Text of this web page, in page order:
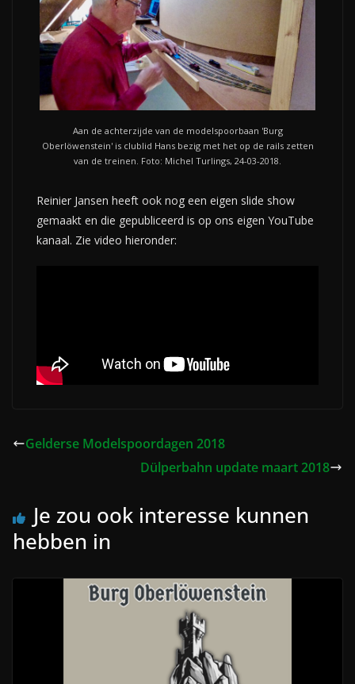
Aan de achterzijde van de modelspoorbaan 'Burg
Oberlöwenstein' is clublid Hans bezig met het op de rails zetten
van de treinen. Foto: Michel Turlings, 24-03-2018.
Reinier Jansen heeft ook nog een eigen slide show
gemaakt en die gepubliceerd is op ons eigen YouTube
kanaal. Zie video hieronder:
Gelderse Modelspoordagen 2018
Dülperbahn update maart 2018
Je zou ook interesse kunnen
hebben in